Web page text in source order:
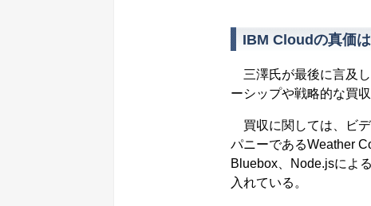
IBM Cloudの真価
三澤氏が最後に言及
ーシップや戦略的な買収
買収に関しては、ビ
パニーであるWeather
Bluebox、Node.jsによ
入れている。